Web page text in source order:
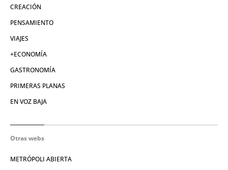
CREACIÓN
PENSAMIENTO
VIAJES
+ECONOMÍA
GASTRONOMÍA
PRIMERAS PLANAS
EN VOZ BAJA
Otras webs
METRÓPOLI ABIERTA